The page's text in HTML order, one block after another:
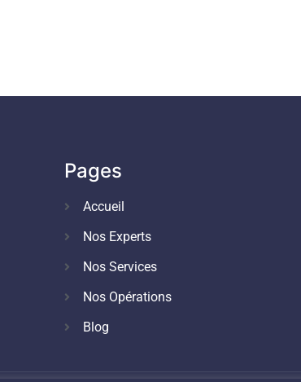
Pages
Accueil
Nos Experts
Nos Services
Nos Opérations
Blog